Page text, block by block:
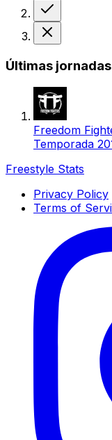
Últimas jornadas
Freedom
Temporada
Freestyle Stats
Privacy Policy
Terms of